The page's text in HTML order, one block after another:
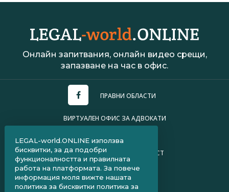
Онлайн запитвания, онлайн видео срещи,
запазване на час в офис.
ПРАВНИ ОБЛАСТИ
ВИРТУАЛЕН ОФИС ЗА АДВОКАТИ
ПОЛИТИКА ЗА ПОВЕРИТЕЛНОСТ
ЧЗВ ЗА КЛИЕНТИ
ЧЗВ ЗА АДВОКАТИ
LEGAL-world.ONLINE използва
бисквитки, за да подобри
функционалността и правилната
работа на платформата. За повече
информация моля вижте нашата
политика за бисквитки политика за